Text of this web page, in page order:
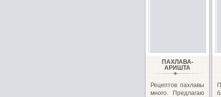
ПАХЛАВА-
АРИШТА
Рецептов пахлавы
много. Предлагаю